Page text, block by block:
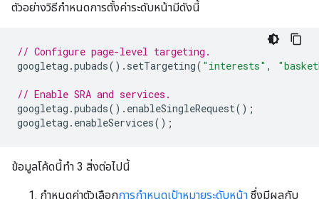
ตัวอย่างวิธีกําหนดการตั้งค่าระดับหน้ามีดังนี้
// Configure page-level targeting.
googletag .pubads(). setTargeting( "interests" ,
// Enable SRA and services.
googletag .pubads(). enableSingleRequest();
googletag . enableServices();
ข้อมูลโค้ดนี้ทํา 3 สิ่งต่อไปนี้
กําหนดค่าตัวเลือกการกําหนดเป้าหมายระดับหน้า ซึ่งมีผลกับ